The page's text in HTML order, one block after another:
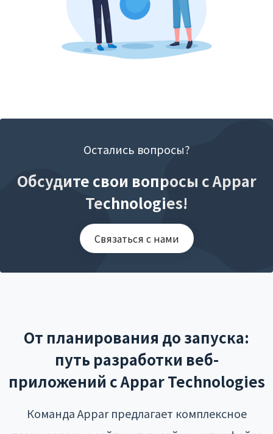
Остались вопросы?
Обсудите свои вопросы с Appar
Technologies!
Связаться с нами
От планирования до запуска:
путь разработки веб-
приложений с Appar Technologies
Команда Appar предлагает комплексное